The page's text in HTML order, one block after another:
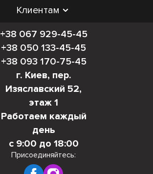
Клиентам
+38 067 929-45-45
+38 050 133-45-45
+38 093 170-75-45
г. Киев, пер.
Изяславский 52,
этаж 1
Работаем каждый
день
с 9:00 до 18:00
Присоединяйтесь: